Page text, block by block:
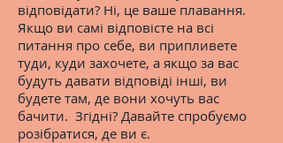
відповідати? Ні, це ваше плавання.
Якщо ви самі відповісте на всі
питання про себе, ви припливете
туди, куди захочете, а якщо за вас
будуть давати відповіді інші, ви
будете там, де вони хочуть вас
бачити. Згідні? Давайте спробуємо
розібратися, де ви є.